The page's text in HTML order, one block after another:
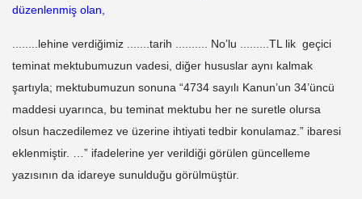
düzenlenmiş olan,
........lehine verdiğimiz .......tarih .......... No’lu .........TL lik geçici
teminat mektubumuzun vadesi, diğer hususlar aynı kalmak
şartıyla; mektubumuzun sonuna “4734 sayılı Kanun’un 34’üncü
maddesi uyarınca, bu teminat mektubu her ne suretle olursa
olsun haczedilemez ve üzerine ihtiyati tedbir konulamaz.” ibaresi
eklenmiştir. …”ifadelerine yer verildiği görülen güncelleme
yazısının da idareye sunulduğu görülmüştür.